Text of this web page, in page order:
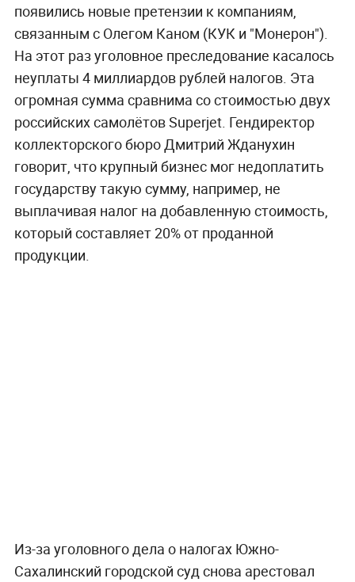
появились новые претензии к компаниям,
связанным с Олегом Каном (КУК и "Монерон").
На этот раз уголовное преследование касалось
неуплаты 4 миллиардов рублей налогов. Эта
огромная сумма сравнима со стоимостью двух
российских самолётов Superjet. Гендиректор
коллекторского бюро Дмитрий Жданухин
говорит, что крупный бизнес мог недоплатить
государству такую сумму, например, не
выплачивая налог на добавленную стоимость,
который составляет 20% от проданной
продукции.
Из-за уголовного дела о налогах Южно-
Сахалинский городской суд снова арестовал